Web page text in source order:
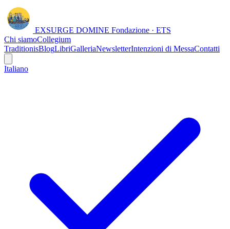
EXSURGE DOMINE Fondazione · ETS
Chi siamoCollegium
TraditionisBlogLibriGalleriaNewsletterIntenzioni di MessaContatti
Italiano